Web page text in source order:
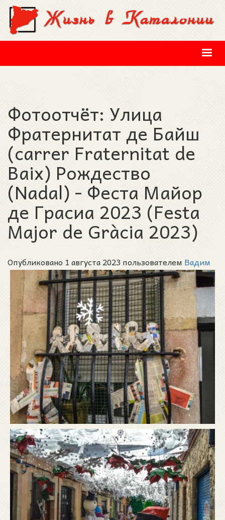
Перейти к основному содержанию
Фотоотчёт: Улица
Фратернитат де Байш
(carrer Fraternitat de
Baix) Рождество
(Nadal) - Феста Майор
де Грасиа 2023 (Festa
Major de Gràcia 2023)
Опубликовано 1 августа 2023 пользователем Вадим